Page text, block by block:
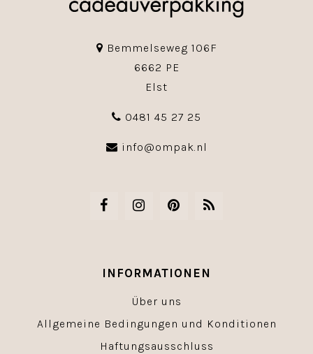
Bemmelseweg 106F
6662 PE
Elst
0481 45 27 25
info@ompak.nl
INFORMATIONEN
Über uns
Allgemeine Bedingungen und Konditionen
Haftungsausschluss